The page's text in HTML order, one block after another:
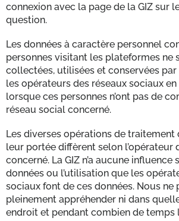
connexion avec la page de la GIZ sur
question.
Les données à caractère personnel
personnes visitant les plateformes ne
collectées, utilisées et conservées par
les opérateurs des réseaux sociaux
lorsque ces personnes n’ont pas de
réseau social concerné.
Les diverses opérations de traitement
leur portée diffèrent selon l’opérateur
concerné. La GIZ n’a aucune
données ou l’utilisation que les
sociaux font de ces données. Nous ne
pleinement appréhender ni dans
endroit et pendant combien de temps